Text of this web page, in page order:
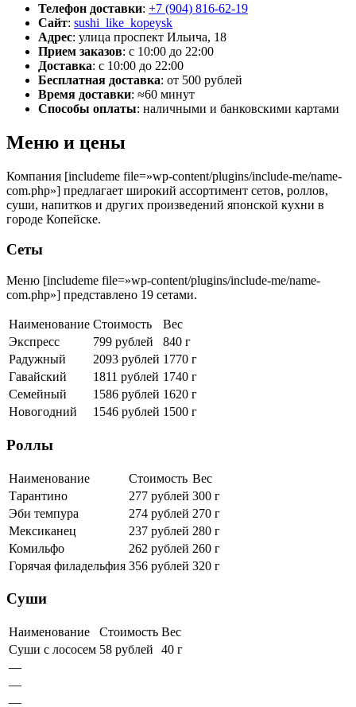
Телефон доставки: +7 (904) 816-62-19
Сайт: sushi_like_kopeysk
Адрес: улица проспект Ильича, 18
Прием заказов: с 10:00 до 22:00
Доставка: с 10:00 до 22:00
Бесплатная доставка: от 500 рублей
Время доставки: ≈60 минут
Способы оплаты: наличными и банковскими картами
Меню и цены
Компания [includeme file=»wp-content/plugins/include-me/name-
com.php»] предлагает широкий ассортимент сетов, роллов,
суши, напитков и других произведений японской кухни в
городе Копейске.
Сеты
Меню [includeme file=»wp-content/plugins/include-me/name-
com.php»] представлено 19 сетами.
Наименование Стоимость
Вес
Экспресс
799 рублей
840 г
Радужный
2093 рублей 1770 г
Гавайский
1811 рублей 1740 г
Семейный
1586 рублей 1620 г
Новогодний
1546 рублей 1500 г
Роллы
Наименование Стоимость Вес
Тарантино
277 рублей 300 г
Эби темпура
274 рублей 270 г
Мексиканец
237 рублей 280 г
Комильфо
262 рублей 260 г
Горячая филадельфия 356 рублей 320 г
Суши
Наименование Стоимость Вес
Суши с лососем 58 рублей
40 г
—
—
—